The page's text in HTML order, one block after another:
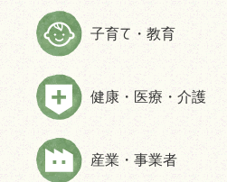
民健康保険
み・環境
ット・動物
まい・建築
下水道
子育て・教育
設情報
健康・医療・介護
がい者福祉
くある質問(福祉・高齢者・介護
ついて)
んじょうネット～医療・介護・障
・地域資源情報管理システム～
産業・事業者
ちづくり懇話会
スコットキャラクター
るさと納税
報公開
政状況等
通アクセス
災放送が聞きづらい世帯へは戸
受信機を配布しています